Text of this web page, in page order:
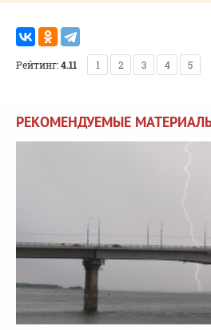
Рейтинг:4.11 1 2 3 4 5
РЕКОМЕНДУЕМЫЕ